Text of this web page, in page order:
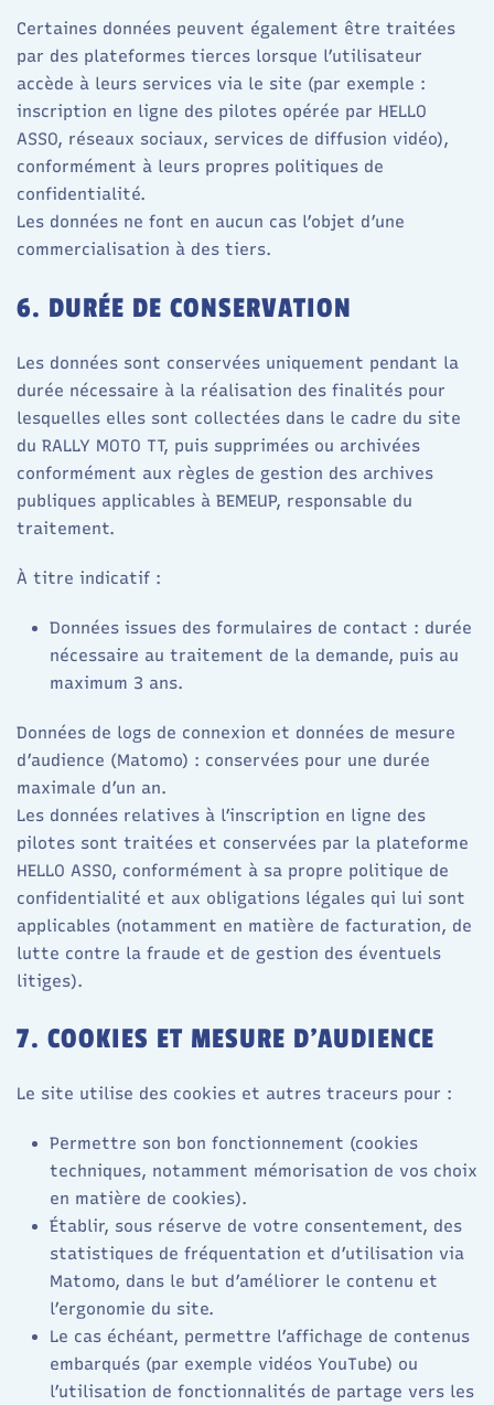
Certaines données peuvent également être traitées
par des plateformes tierces lorsque l’utilisateur
accède à leurs services via le site (par exemple :
inscription en ligne des pilotes opérée par HELLO
ASSO, réseaux sociaux, services de diffusion vidéo),
conformément à leurs propres politiques de
confidentialité.​
Les données ne font en aucun cas l’objet d’une
commercialisation à des tiers.
6. DURÉE DE CONSERVATION
Les données sont conservées uniquement pendant la
durée nécessaire à la réalisation des finalités pour
lesquelles elles sont collectées dans le cadre du site
du RALLY MOTO TT, puis supprimées ou archivées
conformément aux règles de gestion des archives
publiques applicables à BEMEUP, responsable du
traitement.​
À titre indicatif :
Données issues des formulaires de contact : durée
nécessaire au traitement de la demande, puis au
maximum 3 ans.​
Données de logs de connexion et données de mesure
d’audience (Matomo) : conservées pour une durée
maximale d’un an.​
Les données relatives à l’inscription en ligne des
pilotes sont traitées et conservées par la plateforme
HELLO ASSO, conformément à sa propre politique de
confidentialité et aux obligations légales qui lui sont
applicables (notamment en matière de facturation, de
lutte contre la fraude et de gestion des éventuels
litiges).
7. COOKIES ET MESURE D’AUDIENCE
Le site utilise des cookies et autres traceurs pour :
Permettre son bon fonctionnement (cookies
techniques, notamment mémorisation de vos choix
en matière de cookies).
Établir, sous réserve de votre consentement, des
statistiques de fréquentation et d’utilisation via
Matomo, dans le but d’améliorer le contenu et
l’ergonomie du site.​
Le cas échéant, permettre l’affichage de contenus
embarqués (par exemple vidéos YouTube) ou
l’utilisation de fonctionnalités de partage vers les